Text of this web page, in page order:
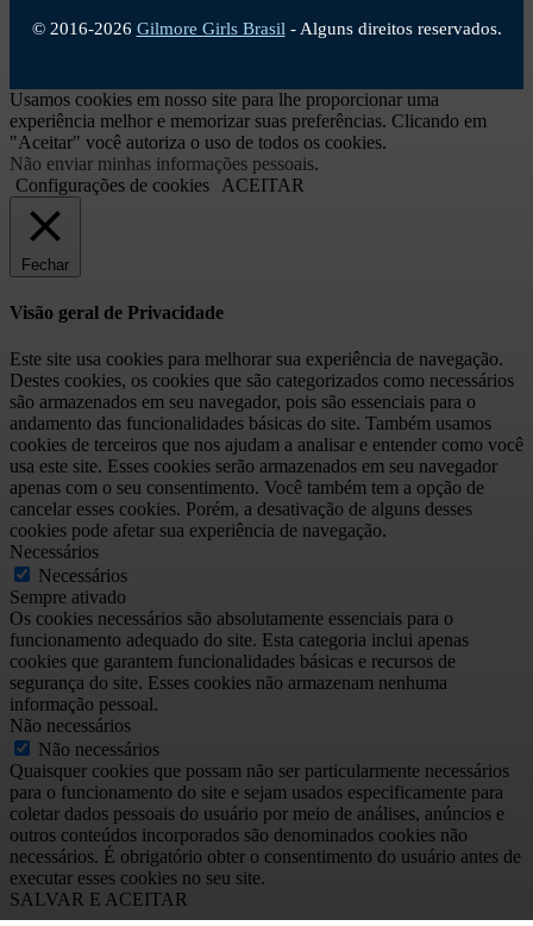
© 2016-2026 Gilmore Girls Brasil - Alguns direitos reservados.
Usamos cookies em nosso site para lhe proporcionar uma
experiência melhor e memorizar suas preferências. Clicando em
"Aceitar" você autoriza o uso de todos os cookies.
Não enviar minhas informações pessoais.
Configurações de cookies
ACEITAR
Fechar
Visão geral de Privacidade
Este site usa cookies para melhorar sua experiência de navegação.
Destes cookies, os cookies que são categorizados como necessários
são armazenados em seu navegador, pois são essenciais para o
andamento das funcionalidades básicas do site. Também usamos
cookies de terceiros que nos ajudam a analisar e entender como você
usa este site. Esses cookies serão armazenados em seu navegador
apenas com o seu consentimento. Você também tem a opção de
cancelar esses cookies. Porém, a desativação de alguns desses
cookies pode afetar sua experiência de navegação.
Necessários
Necessários
Sempre ativado
Os cookies necessários são absolutamente essenciais para o
funcionamento adequado do site. Esta categoria inclui apenas
cookies que garantem funcionalidades básicas e recursos de
segurança do site. Esses cookies não armazenam nenhuma
informação pessoal.
Não necessários
Não necessários
Quaisquer cookies que possam não ser particularmente necessários
para o funcionamento do site e sejam usados especificamente para
coletar dados pessoais do usuário por meio de análises, anúncios e
outros conteúdos incorporados são denominados cookies não
necessários. É obrigatório obter o consentimento do usuário antes de
executar esses cookies no seu site.
SALVAR E ACEITAR